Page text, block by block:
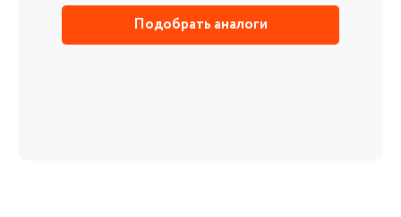
Подобрать аналоги